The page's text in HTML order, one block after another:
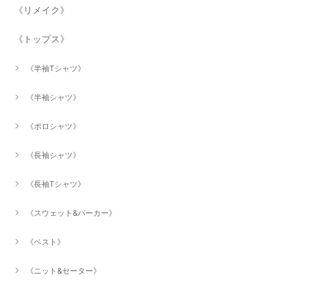
《リメイク》
《トップス》
《半袖Tシャツ》
《半袖シャツ》
《ポロシャツ》
《長袖シャツ》
《長袖Tシャツ》
《スウェット&パーカー》
《ベスト》
《ニット&セーター》